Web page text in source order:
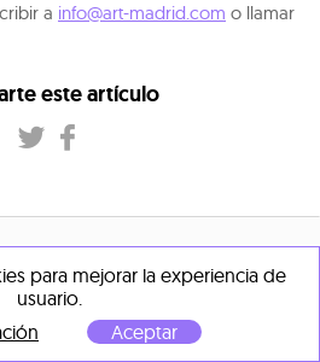
a info@art-madrid.com o llamar
este artículo
como este
a nuestra
para mejorar la experiencia de
usuario.
Aceptar